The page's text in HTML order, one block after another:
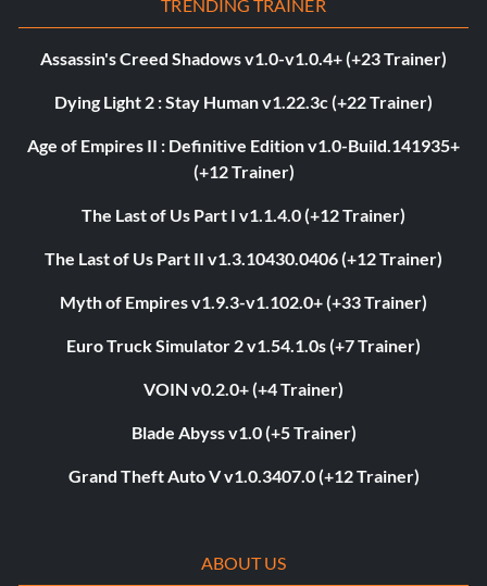
TRENDING TRAINER
Assassin's Creed Shadows v1.0-v1.0.4+ (+23 Trainer)
Dying Light 2 : Stay Human v1.22.3c (+22 Trainer)
Age of Empires II : Definitive Edition v1.0-Build.141935+
(+12 Trainer)
The Last of Us Part I v1.1.4.0 (+12 Trainer)
The Last of Us Part II v1.3.10430.0406 (+12 Trainer)
Myth of Empires v1.9.3-v1.102.0+ (+33 Trainer)
Euro Truck Simulator 2 v1.54.1.0s (+7 Trainer)
VOIN v0.2.0+ (+4 Trainer)
Blade Abyss v1.0 (+5 Trainer)
Grand Theft Auto V v1.0.3407.0 (+12 Trainer)
ABOUT US